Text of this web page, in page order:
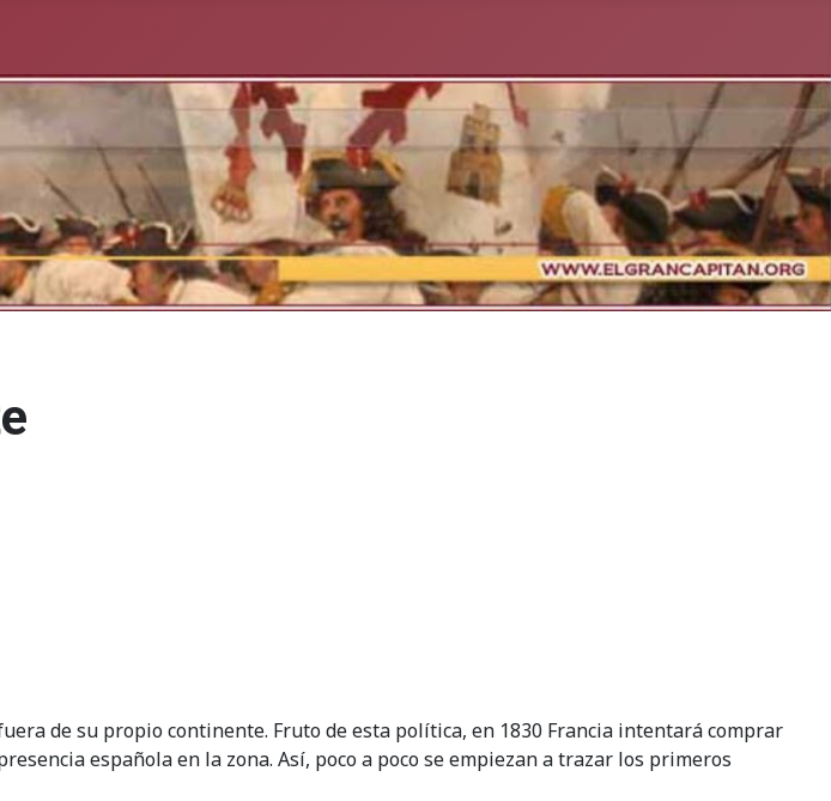
de su propio continente. Fruto de esta política, en 1830 Francia intentará comprar
española en la zona. Así, poco a poco se empiezan a trazar los primeros